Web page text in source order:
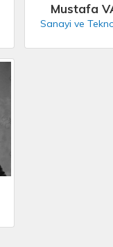
Mustafa
Sanayi ve